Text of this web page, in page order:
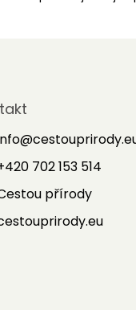
@
702 153 514
přírody